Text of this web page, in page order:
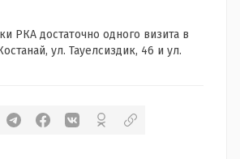
РКА достаточно одного визита в
ул. Тауелсиздик, 46 и ул.